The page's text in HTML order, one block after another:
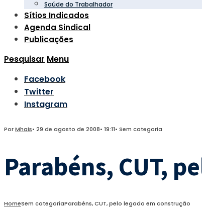
Saúde do Trabalhador
Sítios Indicados
Agenda Sindical
Publicações
Pesquisar Menu
Facebook
Twitter
Instagram
PorMhais• 29 de agosto de 2008• 19:11• Sem categoria
Parabéns, CUT,
HomeSem categoriaParabéns, CUT, pelo legado em construção